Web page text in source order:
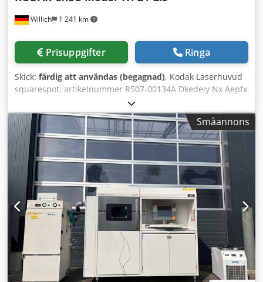
Willich 1 241 km
Prisuppgifter Ringa
Skick: färdig att användas (begagnad), Kodak Laserhuvud
squarespot, artikelnummer R507-00134A Dkedeiy Nx Aepfx
Ab Dsr • 50W 630 nm • 10mW 680 nm
Småannons